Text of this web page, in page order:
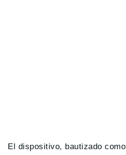
El dispositivo, bautizado como